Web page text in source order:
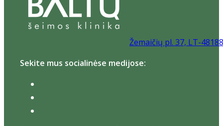
Žemaičių pl. 37, LT-
Sekite mus socialinėse medijose: